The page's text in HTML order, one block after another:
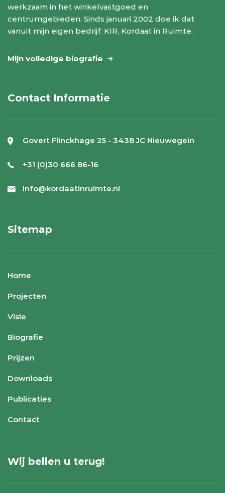
werkzaam in het winkelvastgoed en
centrumgebieden. Sinds januari 2002 doe ik dat
vanuit mijn eigen bedrijf: KIR, Kordaat in Ruimte.
Mijn volledige biografie
Contact Informatie
Govert Flinckhage 25 - 3438 JC Nieuwegein
+31 (0)30 666 86-16
info@kordaatinruimte.nl
Sitemap
Home
Projecten
Visie
Biografie
Prijzen
Downloads
Publicaties
Contact
Wij bellen u terug!